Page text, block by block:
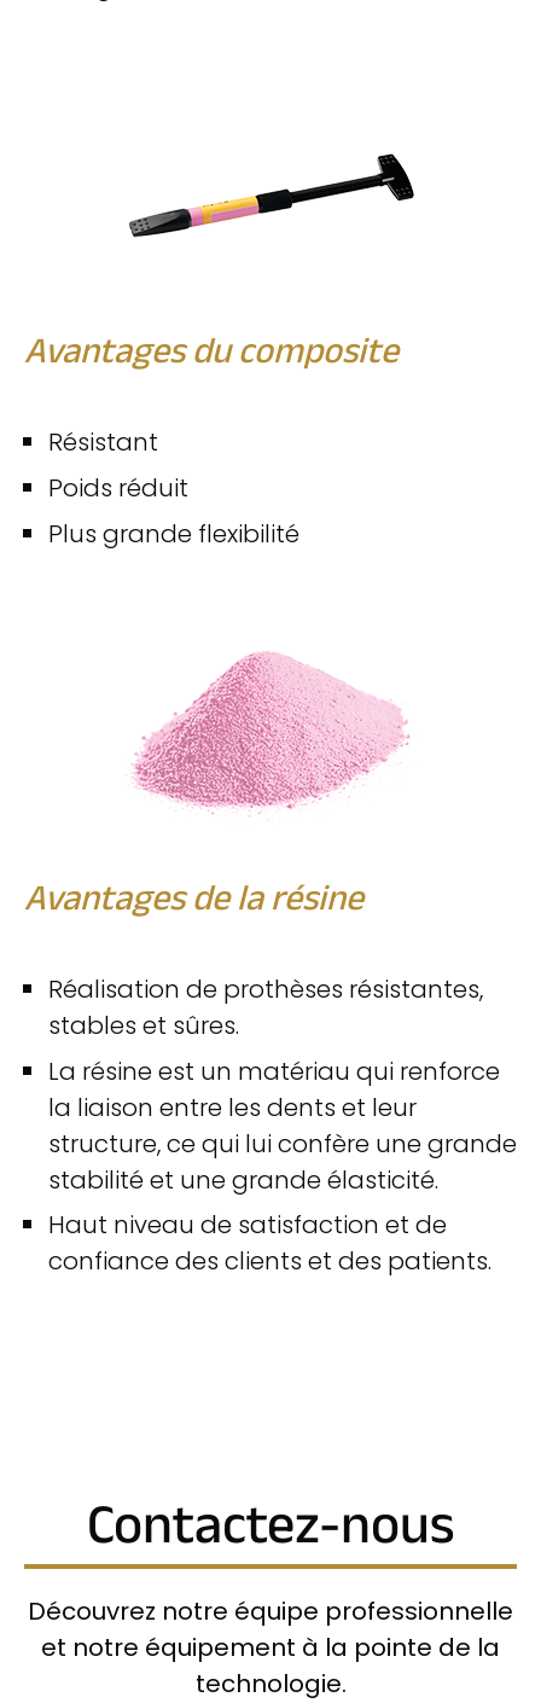
Avantages du composite
Résistant
Poids réduit
Plus grande flexibilité
Avantages de la résine
Réalisation de prothèses résistantes,
stables et sûres.
La résine est un matériau qui renforce
la liaison entre les dents et leur
structure, ce qui lui confère une grande
stabilité et une grande élasticité.
Haut niveau de satisfaction et de
confiance des clients et des patients.
Contactez-nous
Découvrez notre équipe professionnelle
et notre équipement à la pointe de la
technologie.